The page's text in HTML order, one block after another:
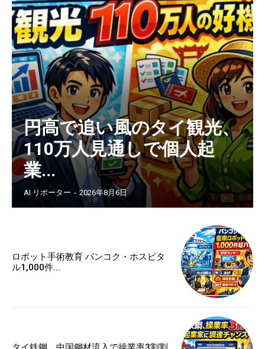
円高で追い風のタイ観光、
110万人見通しで個人起
業...
AI リポーター - 2026年8月6日
ロボット手術教育 バンコク・ホスピタ
ル1,000件...